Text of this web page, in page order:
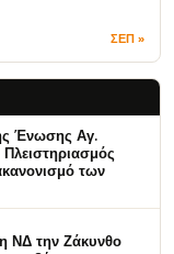
ΣΕΠ »
Ένωσης Αγ.
των
ΝΔ την Ζάκυνθο